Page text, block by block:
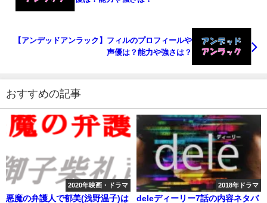
【アンデッドアンラック】フィルのプロフィールや
声優は？能力や強さは？
おすすめの記事
2020年映画・ドラマ
悪魔の弁護人で郁美(浅野温子)は
2018年ドラマ
deleディーリー7話の内容ネタバ